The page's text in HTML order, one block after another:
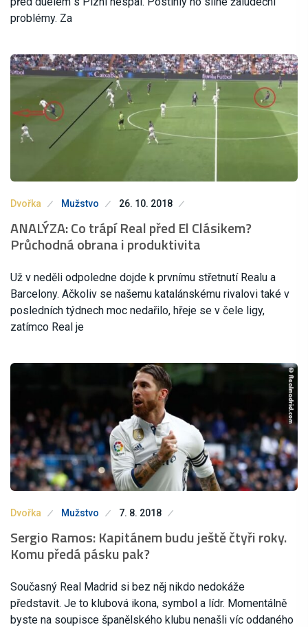
problémy. Za
Dvořka Mužstvo 26. 10. 2018
ANALÝZA: Co trápí Real před El Clásikem?
Průchodná obrana i produktivita
Už v neděli odpoledne dojde k prvnímu střetnutí Realu a
Barcelony. Ačkoliv se našemu katalánskému rivalovi také v
posledních týdnech moc nedařilo, hřeje se v čele ligy,
zatímco Real je
Dvořka Mužstvo 7. 8. 2018
Sergio Ramos: Kapitánem budu ještě čtyři roky.
Komu předá pásku pak?
Současný Real Madrid si bez něj nikdo nedokáže
představit. Je to klubová ikona, symbol a lídr. Momentálně
byste na soupisce španělského klubu nenašli víc oddaného